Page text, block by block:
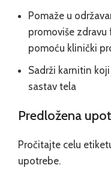
Pomaže u
promoviše
pomoću klinički
Sadrži karnitin
sastav tela
Predložena
Pročitajte celu
upotrebe.